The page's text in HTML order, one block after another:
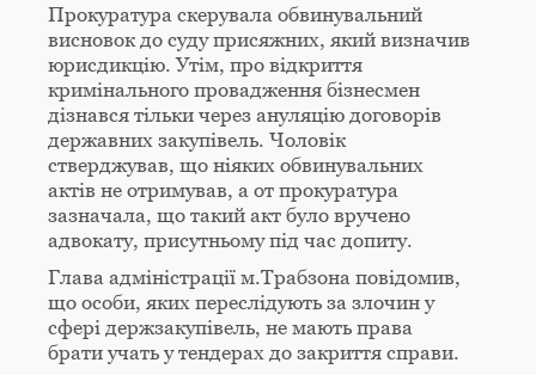
Прокуратура скерувала обвинувальний
висновок до суду присяжних, який визначив
юрисдикцію. Утім, про відкриття
кримінального провадження бізнесмен
дізнався тільки через ануляцію договорів
державних закупівель. Чоловік
стверджував, що ніяких обвинувальних
актів не отримував, а от прокуратура
зазначала, що такий акт було вручено
адвокату, присутньому під час допиту.
Глава адміністрації м.Трабзона повідомив,
що особи, яких переслідують за злочин у
сфері держзакупівель, не мають права
брати учать у тендерах до закриття справи.